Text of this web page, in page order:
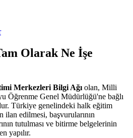
Olarak Ne İşe
Merkezleri Bilgi Ağı olan, Milli
Öğrenme Genel Müdürlüğü'ne bağlı
Türkiye genelindeki halk eğitim
ilan edilmesi, başvurularının
tutulması ve bitirme belgelerinin
yapılır.